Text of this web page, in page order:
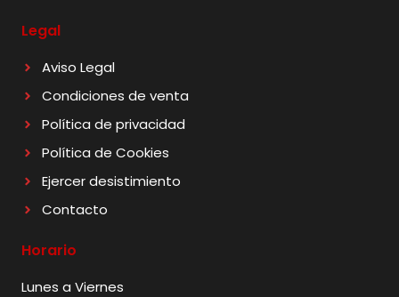
Legal
Aviso Legal
Condiciones de venta
Política de privacidad
Política de Cookies
Ejercer desistimiento
Contacto
Horario
Lunes a Viernes